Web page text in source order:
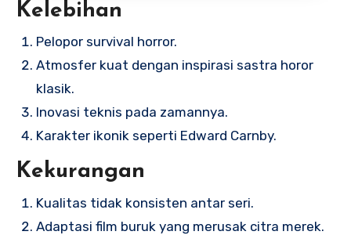
Kelebihan
Pelopor survival horror.
Atmosfer kuat dengan inspirasi sastra horor
klasik.
Inovasi teknis pada zamannya.
Karakter ikonik seperti Edward Carnby.
Kekurangan
Kualitas tidak konsisten antar seri.
Adaptasi film buruk yang merusak citra merek.